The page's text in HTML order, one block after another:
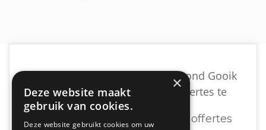
Vind een geschikte dakwerker rond Gooik
door vrijblijvend meerdere offertes te
Ontvang tot 3 offertes
×
Deze website maakt
gebruik van cookies.
Deze website gebruikt cookies om uw